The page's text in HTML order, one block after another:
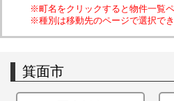
※町名をクリックすると物件一覧ペ
※種別は移動先のページで選択でき
箕面市